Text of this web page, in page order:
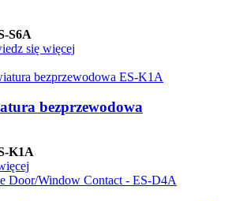
S6A
się więcej
bezprzewodowa
K1A